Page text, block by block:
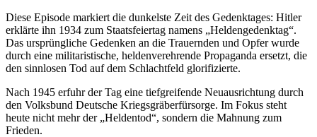
Diese Episode markiert die dunkelste Zeit des Gedenktages: Hitler
erklärte ihn 1934 zum Staatsfeiertag namens „Heldengedenktag“.
Das ursprüngliche Gedenken an die Trauernden und Opfer wurde
durch eine militaristische, heldenverehrende Propaganda ersetzt, die
den sinnlosen Tod auf dem Schlachtfeld glorifizierte.
Nach 1945 erfuhr der Tag eine tiefgreifende Neuausrichtung durch
den Volksbund Deutsche Kriegsgräberfürsorge. Im Fokus steht
heute nicht mehr der „Heldentod“, sondern die Mahnung zum
Frieden.